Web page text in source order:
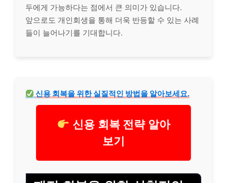
두에게 가능하다는 점에서 큰 의미가 있습니다.
앞으로도 개인회생을 통해 더욱 반등할 수 있는 사례
들이 늘어나기를 기대합니다.
신용 회복을 위한 실질적인 방법을 알아보세요.
신용 회복 전략 알아
보기